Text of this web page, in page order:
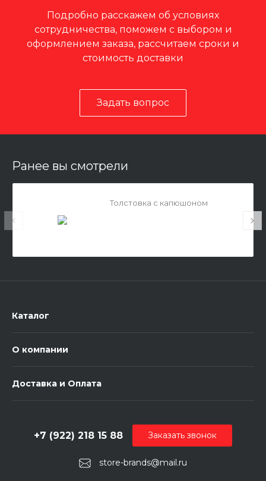
Подробно расскажем об условиях
сотрудничества, поможем с выбором и
оформлением заказа, рассчитаем сроки и
стоимость доставки
Задать вопрос
Ранее вы смотрели
Толстовка с капюшоном
Каталог
О компании
Доставка и Оплата
store-brands@mail.ru
+7 (922) 218 15 88 Заказать звонок